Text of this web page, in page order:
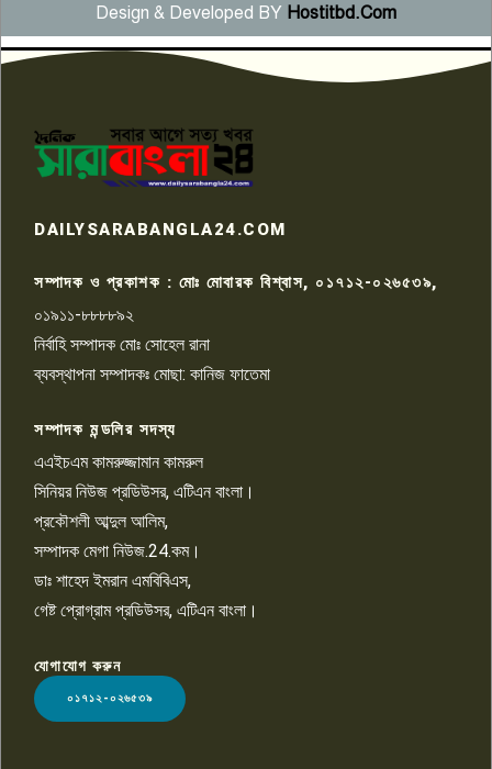
৬
সংবাদ সম্মেলনে অভিযোগ অস্বীকার
উদ্দেশ্য প্রণোদিত সংবাদ প্রকাশের
প্রতিবাদ নাজির হাসানের
৭
কেটে ঘরে ঢুকে স্কুল শিক্ষিকাকে হত্যা
টয়লেটের ট্যাংকি থেকে লাশ উদ্ধার
রাজশাহীতে সন্ত্রাসী হামলায় গুরুতর
৯
চাঁদাবাজি ও হয়রানির অভিযোগ
১০
Design & Developed BY Hostitbd.Com
LOGO
DAILYSARABANGLA24.COM
সম্পাদক ও প্রকাশক : মোঃ মোবারক বিশ্বাস, ০১৭১২-০২৬৫৩৯,
০১৯১১-৮৮৮৮৯২
নির্বাহি সম্পাদক মোঃ সোহেল রানা
ব্যবস্থাপনা সম্পাদকঃ মোছা: কানিজ ফাতেমা
সম্পাদক মন্ডলির সদস্য
এএইচএম কামরুজ্জামান কামরুল
সিনিয়র নিউজ প্রডিউসর, এটিএন বাংলা।
প্রকৌশলী আব্দুল আলিম,
সম্পাদক মেগা নিউজ.24.কম।
ডাঃ শাহেদ ইমরান এমবিবিএস,
গেষ্ট প্রোগ্রাম প্রডিউসর, এটিএন বাংলা।
যোগাযোগ করুন
০১৭১২-০২৬৫৩৯